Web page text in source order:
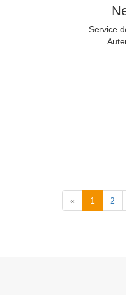
Service
« 1 2